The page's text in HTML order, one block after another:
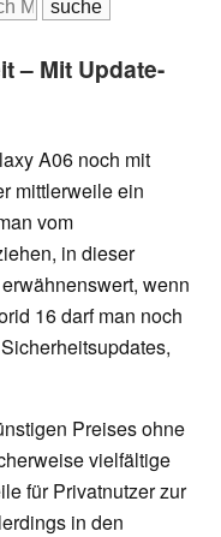
– Mit Update-
A06 noch mit
mittlerweile ein
vom
in dieser
wenn
16 darf man noch
Preises ohne
vielfältige
für Privatnutzer zur
in den